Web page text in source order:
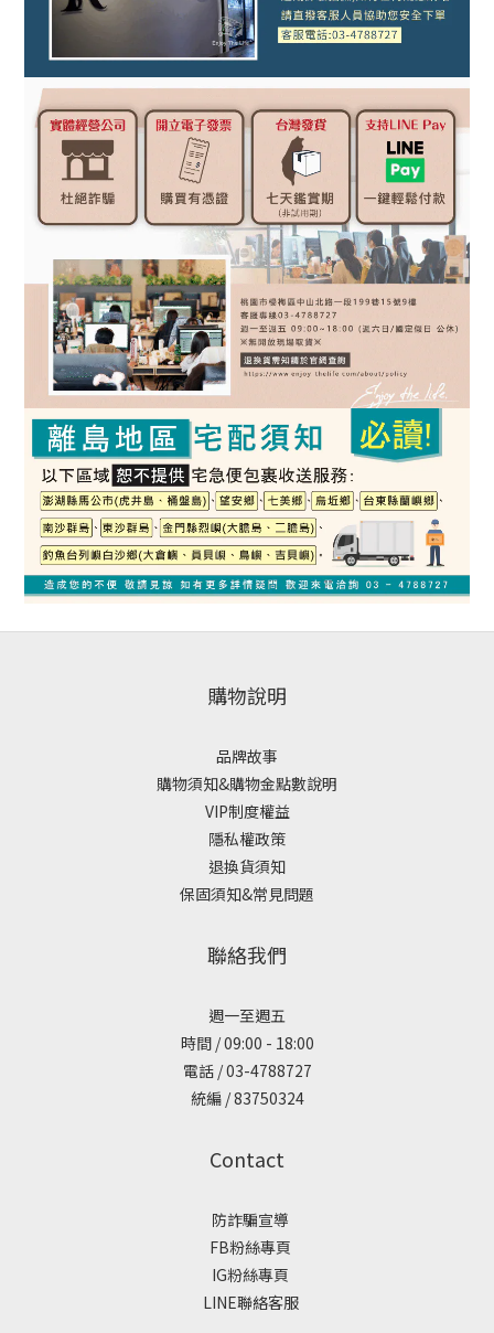
購物說明
品牌故事
購物須知&購物金點數說明
VIP制度權益
隱私權政策
退換貨須知
保固須知&常見問題
聯絡我們
週一至週五
時間 / 09:00 - 18:00
電話 / 03-4788727
統編 / 83750324
Contact
防詐騙宣導
FB粉絲專頁
IG粉絲專頁
LINE聯絡客服